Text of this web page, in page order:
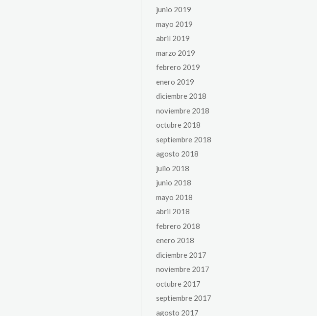
junio 2019
mayo 2019
abril 2019
marzo 2019
febrero 2019
enero 2019
diciembre 2018
noviembre 2018
octubre 2018
septiembre 2018
agosto 2018
julio 2018
junio 2018
mayo 2018
abril 2018
febrero 2018
enero 2018
diciembre 2017
noviembre 2017
octubre 2017
septiembre 2017
agosto 2017